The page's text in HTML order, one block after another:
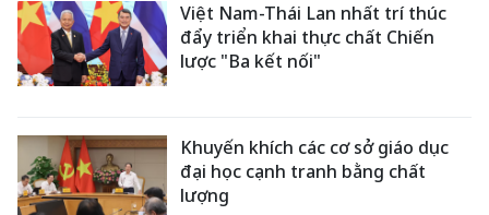
Việt Nam-Thái Lan nhất trí thúc
đẩy triển khai thực chất Chiến
lược "Ba kết nối"
Khuyến khích các cơ sở giáo dục
đại học cạnh tranh bằng chất
lượng